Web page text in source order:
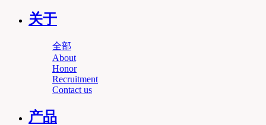
关于
全部
About
Honor
Recruitment
Contact us
产品